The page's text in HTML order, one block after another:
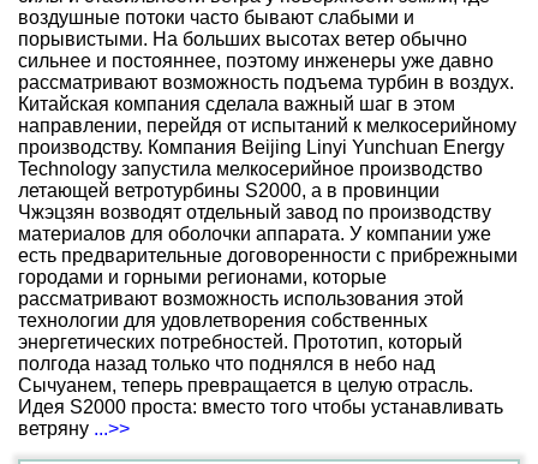
воздушные потоки часто бывают слабыми и
порывистыми. На больших высотах ветер обычно
сильнее и постояннее, поэтому инженеры уже давно
рассматривают возможность подъема турбин в воздух.
Китайская компания сделала важный шаг в этом
направлении, перейдя от испытаний к мелкосерийному
производству. Компания Beijing Linyi Yunchuan Energy
Technology запустила мелкосерийное производство
летающей ветротурбины S2000, а в провинции
Чжэцзян возводят отдельный завод по производству
материалов для оболочки аппарата. У компании уже
есть предварительные договоренности с прибрежными
городами и горными регионами, которые
рассматривают возможность использования этой
технологии для удовлетворения собственных
энергетических потребностей. Прототип, который
полгода назад только что поднялся в небо над
Сычуанем, теперь превращается в целую отрасль.
Идея S2000 проста: вместо того чтобы устанавливать
ветряну ...>>